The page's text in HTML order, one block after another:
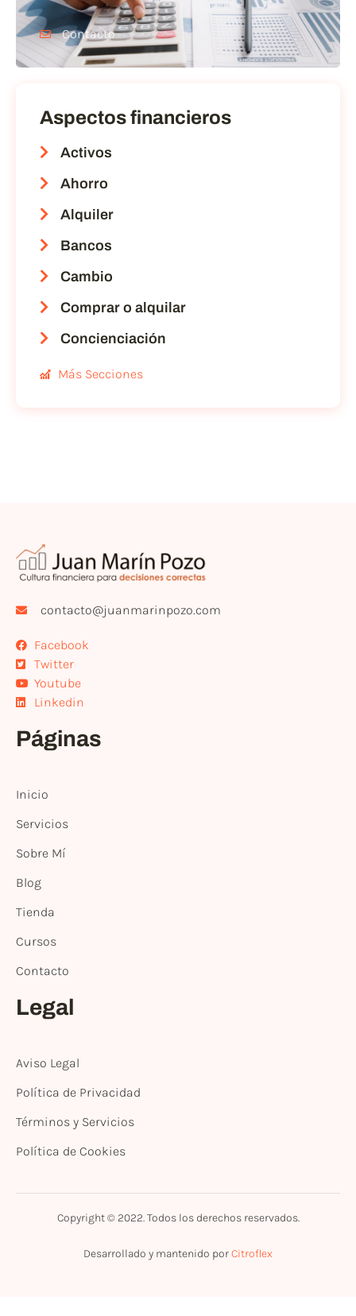
Contacto
Aspectos financieros
Activos
Ahorro
Alquiler
Bancos
Cambio
Comprar o alquilar
Concienciación
Más Secciones
contacto@juanmarinpozo.com
Facebook
Twitter
Youtube
Linkedin
Páginas
Inicio
Servicios
Sobre Mí
Blog
Tienda
Cursos
Contacto
Legal
Aviso Legal
Política de Privacidad
Términos y Servicios
Política de Cookies
Copyright © 2022. Todos los derechos reservados.
Desarrollado y mantenido porCitroflex